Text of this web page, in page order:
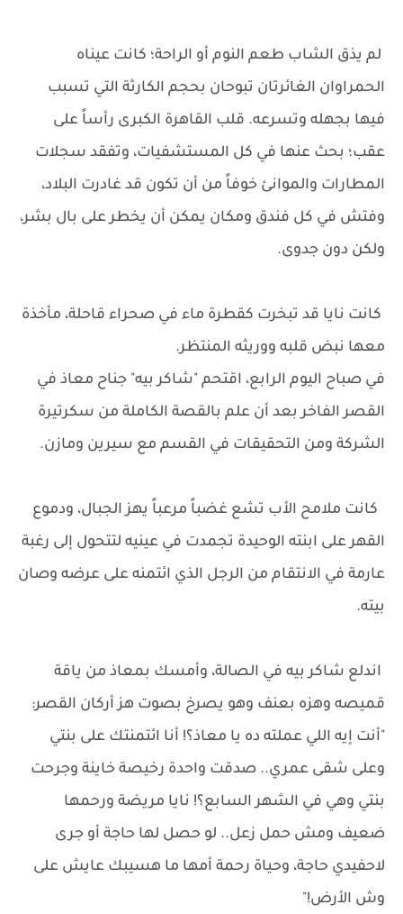
لم يذق الشاب طعم النوم أو الراحة؛ كانت عيناه
الحمراوان الغائرتان تبوحان بحجم الكارثة التي تسبب
فيها بجهله وتسرعه. قلب القاهرة الكبرى رأساً على
عقب؛ بحث عنها في كل المستشفيات، وتفقد سجلات
المطارات والموانئ خوفاً من أن تكون قد غادرت البلاد،
وفتش في كل فندق ومكان يمكن أن يخطر على بال بشر،
ولكن دون جدوى.
كانت نايا قد تبخرت كقطرة ماء في صحراء قاحلة، مأخذة
معها نبض قلبه ووريثه المنتظر.
في صباح اليوم الرابع، اقتحم "شاكر بيه" جناح معاذ في
القصر الفاخر بعد أن علم بالقصة الكاملة من سكرتيرة
الشركة ومن التحقيقات في القسم مع سيرين ومازن.
كانت ملامح الأب تشع غضباً مرعباً يهز الجبال، ودموع
القهر على ابنته الوحيدة تجمدت في عينيه لتتحول إلى رغبة
عارمة في الانتقام من الرجل الذي ائتمنه على عرضه وصان
بيته.
اندلع شاكر بيه في الصالة، وأمسك بمعاذ من ياقة
قميصه وهزه بعنف وهو يصرخ بصوت هز أركان القصر:
"أنت إيه اللي عملته ده يا معاذ؟! أنا ائتمنتك على بنتي
وعلى شقى عمري.. صدقت واحدة رخيصة خاينة وجرحت
بنتي وهي في الشهر السابع؟! نايا مريضة ورحمها
ضعيف ومش حمل زعل.. لو حصل لها حاجة أو جرى
لاحفيدي حاجة، وحياة رحمة أمها ما هسيبك عايش على
وش الأرض!"